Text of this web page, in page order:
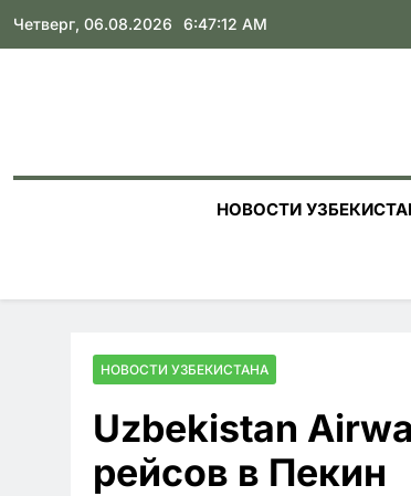
Skip
Четверг, 06.08.2026 6:47:12 AM
НОВОСТИ
НОВОСТИ УЗБЕКИСТАНА
Uzbekistan
рейсов в Пекин